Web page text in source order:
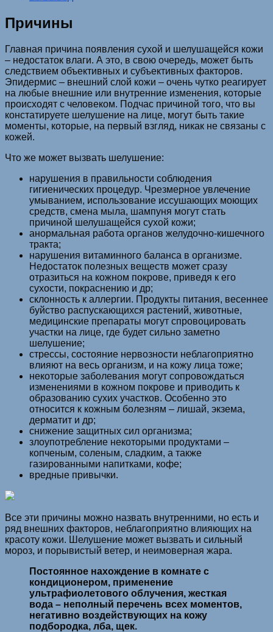
Причины
Главная причина появления сухой и шелушащейся кожи
– недостаток влаги. А это, в свою очередь, может быть
следствием объективных и субъективных факторов.
Эпидермис – внешний слой кожи – очень чутко реагирует
на любые внешние или внутренние изменения, которые
происходят с человеком. Подчас причиной того, что вы
констатируете шелушение на лице, могут быть такие
моменты, которые, на первый взгляд, никак не связаны с
кожей.
Что же может вызвать шелушение:
нарушения в правильности соблюдения
гигиенических процедур. Чрезмерное увлечение
умыванием, использование иссушающих моющих
средств, смена мыла, шампуня могут стать
причиной шелушащейся сухой кожи;
анормальная работа органов желудочно-кишечного
тракта;
нарушения витаминного баланса в организме.
Недостаток полезных веществ может сразу
отразиться на кожном покрове, приведя к его
сухости, покраснению и др;
склонность к аллергии. Продукты питания, весеннее
буйство распускающихся растений, животные,
медицинские препараты могут спровоцировать
участки на лице, где будет сильно заметно
шелушение;
стрессы, состояние нервозности неблагоприятно
влияют на весь организм, и на кожу лица тоже;
некоторые заболевания могут сопровождаться
изменениями в кожном покрове и приводить к
образованию сухих участков. Особенно это
относится к кожным болезням – лишай, экзема,
дерматит и др;
снижение защитных сил организма;
злоупотребление некоторыми продуктами –
копченым, соленым, сладким, а также
газированными напитками, кофе;
вредные привычки.
Все эти причины можно назвать внутренними, но есть и
ряд внешних факторов, неблагоприятно влияющих на
красоту кожи. Шелушение может вызвать и сильный
мороз, и порывистый ветер, и неимоверная жара.
Постоянное нахождение в комнате с
кондиционером, применение
ультрафиолетового облучения, жесткая
вода – неполный перечень всех моментов,
негативно воздействующих на кожу
подбородка, лба, щек.